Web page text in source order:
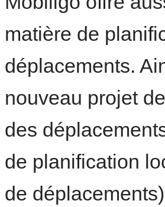
matière de
déplacements.
nouveau projet
des
de planification
de